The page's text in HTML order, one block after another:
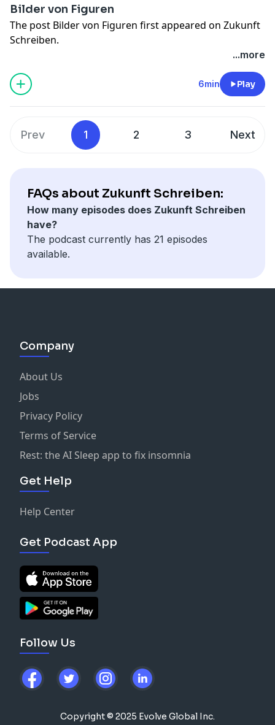
Bilder von Figuren
The post Bilder von Figuren first appeared on Zukunft
Schreiben.
...more
6min Play
Prev 1 2 3 Next
FAQs about Zukunft Schreiben:
How many episodes does Zukunft Schreiben
have?
The podcast currently has 21 episodes
available.
Company
About Us
Jobs
Privacy Policy
Terms of Service
Rest: the AI Sleep app to fix insomnia
Get Help
Help Center
Get Podcast App
Follow Us
Copyright © 2025 Evolve Global Inc.